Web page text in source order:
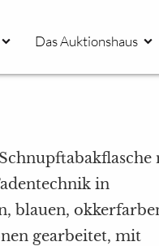
Das Auktionshaus
in
blauen,
gearbeitet, mit